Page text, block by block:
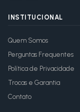
INSTITUCIONAL
Quem Somos
Perguntas Frequentes
Política de Privacidade
Trocas e Garantia
Contato